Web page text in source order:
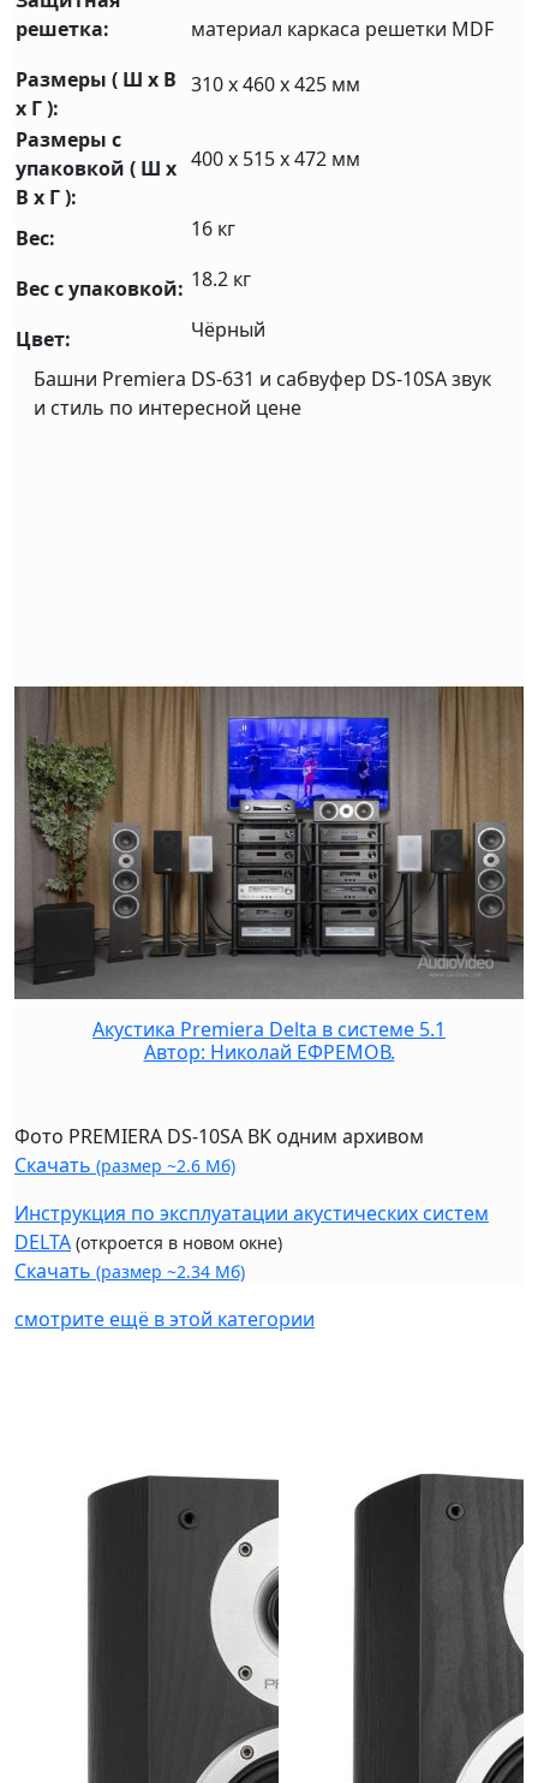
решетка:
материал каркаса решетки MDF
Размеры ( Ш x В
x Г ):
310 x 460 x 425 мм
Размеры с
упаковкой ( Ш x
В x Г ):
400 х 515 х 472 мм
Вес: 16 кг
Вес с упаковкой: 18.2 кг
Цвет:
Чёрный
Башни Premiera DS-631 и сабвуфер DS-10SA звук
и стиль по интересной цене
Акустика Premiera Delta в системе 5.1
Автор: Николай ЕФРЕМОВ.
Фото PREMIERA DS-10SA BK одним архивом
Скачать (размер ~2.6 Мб)
Инструкция по эксплуатации акустических систем
DELTA (откроется в новом окне)
Скачать (размер ~2.34 Мб)
смотрите ещё в этой категории